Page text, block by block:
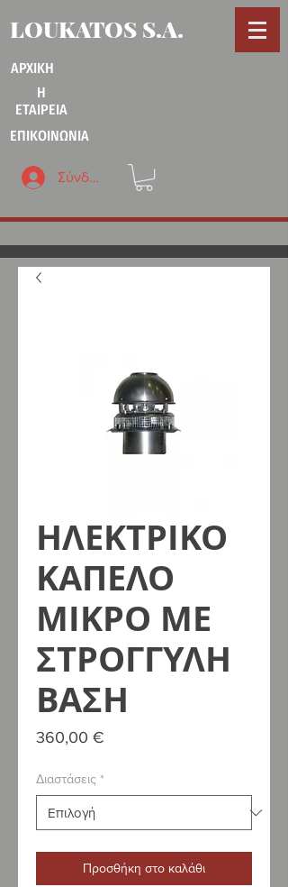
LOUKATOS S.A.
ΑΡΧΙΚΗ
Η
ΕΤΑΙΡΕΙΑ
ΕΠΙΚΟΙΝΩΝΙΑ
Σύνδεση
ΗΛΕΚΤΡΙΚΟ
ΚΑΠΕΛΟ
ΜΙΚΡΟ ΜΕ
ΣΤΡΟΓΓΥΛΗ
ΒΑΣΗ
360,00 €
Διαστάσεις *
Προσθήκη στο καλάθι